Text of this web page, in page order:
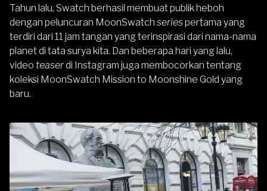
Tahun lalu, Swatch berhasil membuat publik heboh
dengan peluncuran MoonSwatch seriespertama yang
terdiri dari 11 jam tangan yang terinspirasi dari nama-nama
planet di tata surya kita. Dan beberapa hari yang lalu,
video teaserdi Instagram juga membocorkan tentang
koleksi MoonSwatch Mission to Moonshine Gold yang
baru.